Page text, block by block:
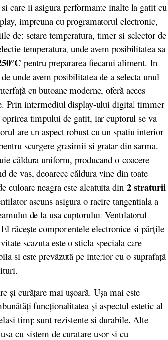
care ii asigura performante inalte la gatit cu
impreuna cu programatorul electronic,
de: setare temperatura, timer si selector de
temperatura, unde avem posibilitatea sa
pentru prepararea fiecarui aliment. In
unde avem posibilitatea de a selecta unul
cu butoane moderne, oferă acces
Prin intermediul display-ului digital timmer
timpului de gatit, iar cuptorul se va
are un aspect robust cu un spatiu interior
scurgere grasimii si gratar din sarma.
căldura uniform, producand o coacere
de vas, deoarece căldura vine din toate
culoare neagra este alcatuita din 2 straturii
ascuns asigura o racire tangentiala a
de la usa cuptorului. Ventilatorul
răceşte componentele electronice si părţile
scazuta este o sticla speciala care
si este prevăzută pe interior cu o suprafaţă
şi curăţare mai uşoară. Uşa mai este
funcţionalitatea şi aspectul estetic al
timp sunt rezistente si durabile. Alte
cu sistem de curatare usor si cu